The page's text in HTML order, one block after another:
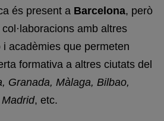
és present a Barcelona, però
amb altres
acadèmies que permeten
formativa a altres ciutats del
Granada, Màlaga, Bilbao,
, etc.